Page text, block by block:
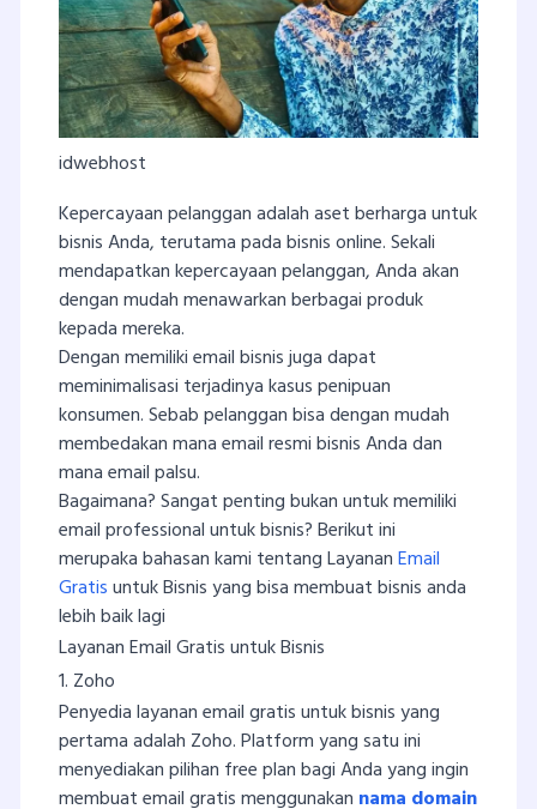
idwebhost
Kepercayaan pelanggan adalah aset berharga untuk
bisnis Anda, terutama pada bisnis online. Sekali
mendapatkan kepercayaan pelanggan, Anda akan
dengan mudah menawarkan berbagai produk
kepada mereka.
Dengan memiliki email bisnis juga dapat
meminimalisasi terjadinya kasus penipuan
konsumen. Sebab pelanggan bisa dengan mudah
membedakan mana email resmi bisnis Anda dan
mana email palsu.
Bagaimana? Sangat penting bukan untuk memiliki
email professional untuk bisnis? Berikut ini
merupaka bahasan kami tentang LayananEmail
Gratisuntuk Bisnis yang bisa membuat bisnis anda
lebih baik lagi
Layanan Email Gratis untuk Bisnis
1. Zoho
Penyedia layanan email gratis untuk bisnis yang
pertama adalah Zoho. Platform yang satu ini
menyediakan pilihan free plan bagi Anda yang ingin
membuat email gratis menggunakan nama domain